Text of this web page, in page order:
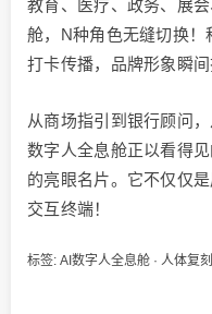
教育、医疗、政务、展
舱，N种角色无缝切换！
打卡传播，品牌形象瞬间
从商场指引到银行顾问
数字人全息舱正以看得
的亮眼名片。它不仅仅
交互终端！
标签: AI数字人全息舱 · 人体复